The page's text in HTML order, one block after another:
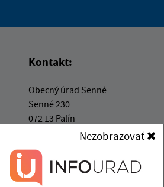
Nezobrazovať
Kontakt:
Obecný úrad Senné
Senné 230
072 13 Palín
info@obecsenne.sk
+421 12 345 67 89
IČO: 00325767